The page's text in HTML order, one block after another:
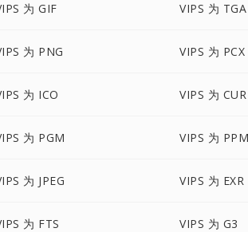
为 GIF VIPS 为 TGA
为 PNG VIPS 为 PCX
为 ICO VIPS 为 CUR
为 PGM VIPS 为
为 JPEG VIPS 为 EXR
为 FTS VIPS 为 G3